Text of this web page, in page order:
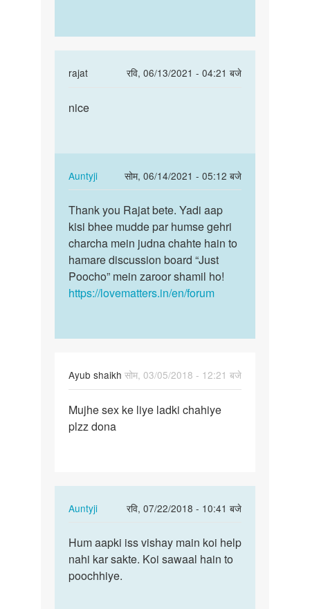
rajat
रवि, 06/13/2021 - 04:21 बजे
In
to
by
janvi
chodry
nice
nice
Auntyji
सोम, 06/14/2021 - 05:12 बजे
In
reply
to
nice
by
rajat
Thank
you
Rajat
bete.
Yadi…
Thank you Rajat bete. Yadi aap
kisi bhee mudde par humse gehri
charcha mein judna chahte hain to
hamare discussion board “Just
Poocho” mein zaroor shamil ho!
https://lovematters.in/en/forum
Ayub shaikh सोम, 03/05/2018 - 12:21 बजे
Mujhe
sex
Mujhe sex ke liye ladki chahiye
plzz dona
Auntyji
रवि, 07/22/2018 - 10:41 बजे
In
to
Mujhe
sex
Hum
aapki
iss
Hum aapki iss vishay main koi help
nahi kar sakte. Koi sawaal hain to
poochhiye.